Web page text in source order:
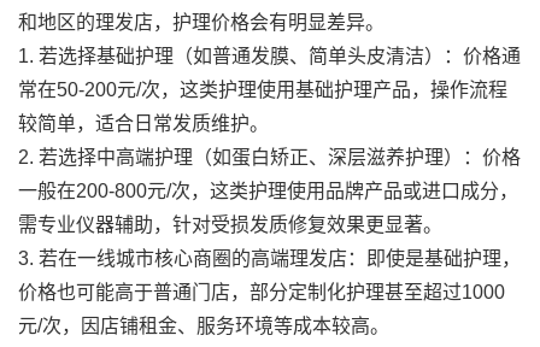
和地区的理发店，护理价格会有明显差异。
1. 若选择基础护理（如普通发膜、简单头皮清洁）：价格通
常在50-200元/次，这类护理使用基础护理产品，操作流程
较简单，适合日常发质维护。
2. 若选择中高端护理（如蛋白矫正、深层滋养护理）：价格
一般在200-800元/次，这类护理使用品牌产品或进口成分，
需专业仪器辅助，针对受损发质修复效果更显著。
3. 若在一线城市核心商圈的高端理发店：即使是基础护理，
价格也可能高于普通门店，部分定制化护理甚至超过1000
元/次，因店铺租金、服务环境等成本较高。